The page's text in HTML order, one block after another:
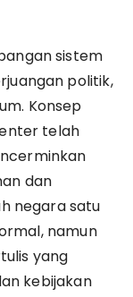
sistem
politik,
Konsep
telah
dan
negara satu
namun
yang
kebijakan